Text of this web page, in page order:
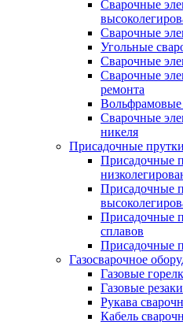
Сварочные
Сварочные
Угольные
Сварочные
Сварочные
ремонта
Вольфрамовые
Сварочные
никеля
Присадочные прутки
Присадочные
Присадочные
Присадочные
сплавов
Присадочные
Газосварочное
Газовые
Газовые резаки
Рукава
Кабель